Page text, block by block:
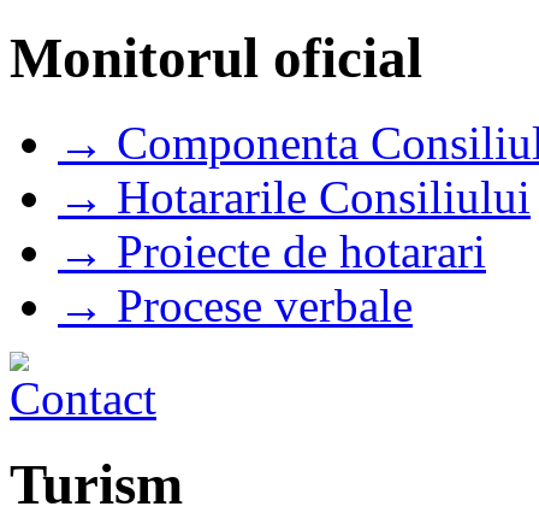
Monitorul oficial
→ Componenta
→ Hotararile Consiliului
→ Proiecte de hotarari
→ Procese verbale
Turism